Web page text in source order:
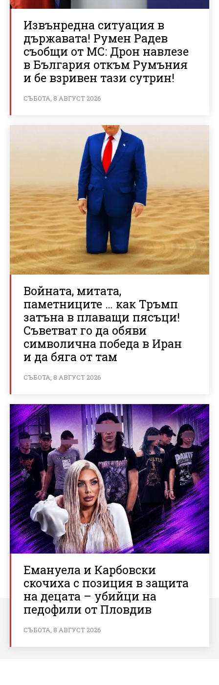
Извънредна ситуация в
държавата! Румен Радев
съобщи от МС: Дрон навлезе
в България откъм Румъния
и бе взривен тази сутрин!
СЪБОТА, 8 АВГУСТ 2026
Войната, митата,
паметниците … как Тръмп
затъна в плаващи пясъци!
Съветват го да обяви
символична победа в Иран
и да бяга от там
СЪБОТА, 8 АВГУСТ 2026
Емануела и Карбовски
скочиха с позиция в защита
на децата – убийци на
педофили от Пловдив
СЪБОТА, 8 АВГУСТ 2026